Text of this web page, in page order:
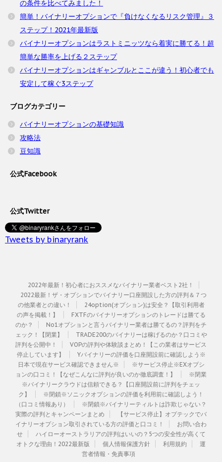
の条件を比べてみました！
簡単！バイナリーオプションで『負けなくなるリスク管理』３
ステップ！2021年最新版
バイナリーオプションはラストミニッツなら着実に勝てる！超
簡単な勝率を上げる２ステップ
バイナリーオプションはギャンブルとここが違う！初心者でも
安定して稼ぐ3ステップ
ブログカテゴリー
バイナリーオプションの基礎知識
攻略法
豆知識
公式Facebook
公式Twitter
Tweets by binaryrank
2022年最新！初心者におススメなバイナリー業者ベスト2社！
2022最新！ザ・オプションでバイナリー口座開設した方の評判＆７つ
の他業者との違い！
24option(オプション)は安全？【取引利用者
の声を掲載！】
FXTFのバイナリーオプションのトレードは勝てる
のか？
No1オプションと言うバイナリー業者は勝てるの？評判をチ
ェック！【閉業】
TRADE200のバイナリーは稼げるのか？口コミや
評判を公開中！
VOPの評判や体験談まとめ！【この業者はサービス
停止しています】
Yバイナリーの評価を口座開設前に確認しよう※
日本で現在サービス確認できません※
※サービス停止※EXオプシ
ョンの口コミ！【なぜこんなに評判が良いのか徹底調査！】
※閉業
※バイナリークラウドは信頼できる？【口座開設前に評判をチェッ
ク】
※閉鎖※ソニックオプションの評価を利用前に確認しよう！
（口コミ情報あり）
※閉鎖※バイナリーティルトは詐欺じゃない？
実際の評判とキャンペーンまとめ
【サービス停止】オプテックでバ
イナリーオプション取引されている方の評価と口コミ！
お問い合わ
せ
ハイローオーストラリアの評判はいいの？5つの安全性が高くて
オトクな理由！2022最新版
個人情報保護方針 利用規約
運
営者情報・免責事項